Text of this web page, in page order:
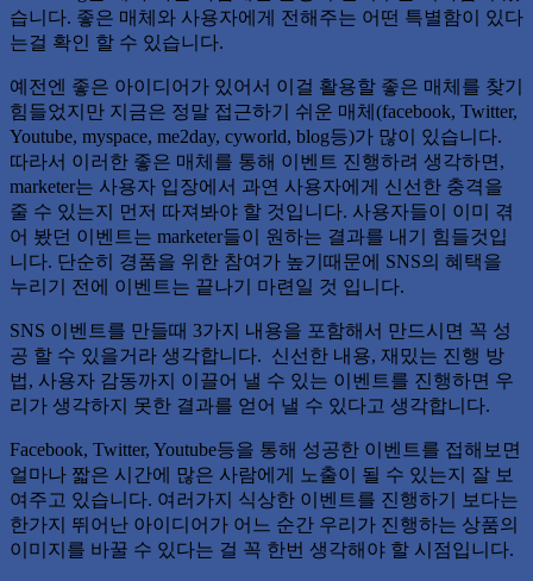
습니다. 좋은 매체와 사용자에게 전해주는 어떤 특별함이 있다
는걸 확인 할 수 있습니다.
예전엔 좋은 아이디어가 있어서 이걸 활용할 좋은 매체를 찾기
힘들었지만 지금은 정말 접근하기 쉬운 매체(facebook, Twitter,
Youtube, myspace, me2day, cyworld, blog등)가 많이 있습니다.
따라서 이러한 좋은 매체를 통해 이벤트 진행하려 생각하면,
marketer는 사용자 입장에서 과연 사용자에게 신선한 충격을
줄 수 있는지 먼저 따져봐야 할 것입니다. 사용자들이 이미 겪
어 봤던 이벤트는 marketer들이 원하는 결과를 내기 힘들것입
니다. 단순히 경품을 위한 참여가 높기때문에 SNS의 혜택을
누리기 전에 이벤트는 끝나기 마련일 것 입니다.
SNS 이벤트를 만들때 3가지 내용을 포함해서 만드시면 꼭 성
공 할 수 있을거라 생각합니다. 신선한 내용, 재밌는 진행 방
법, 사용자 감동까지 이끌어 낼 수 있는 이벤트를 진행하면 우
리가 생각하지 못한 결과를 얻어 낼 수 있다고 생각합니다.
Facebook, Twitter, Youtube등을 통해 성공한 이벤트를 접해보면
얼마나 짧은 시간에 많은 사람에게 노출이 될 수 있는지 잘 보
여주고 있습니다. 여러가지 식상한 이벤트를 진행하기 보다는
한가지 뛰어난 아이디어가 어느 순간 우리가 진행하는 상품의
이미지를 바꿀 수 있다는 걸 꼭 한번 생각해야 할 시점입니다.